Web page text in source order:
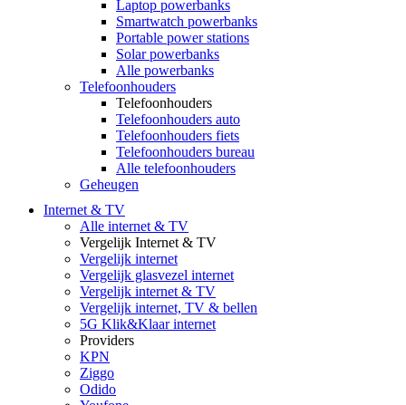
Laptop powerbanks
Smartwatch powerbanks
Portable power stations
Solar powerbanks
Alle powerbanks
Telefoonhouders
Telefoonhouders
Telefoonhouders auto
Telefoonhouders fiets
Telefoonhouders bureau
Alle telefoonhouders
Geheugen
Internet & TV
Alle internet & TV
Vergelijk Internet & TV
Vergelijk internet
Vergelijk glasvezel internet
Vergelijk internet & TV
Vergelijk internet, TV & bellen
5G Klik&Klaar internet
Providers
KPN
Ziggo
Odido